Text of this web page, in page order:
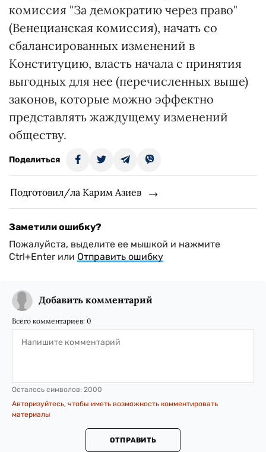
комиссия "За демократию через право"
(Венецианская комиссия), начать со
сбалансированных изменений в
Конституцию, власть начала с принятия
выгодных для нее (перечисленных выше)
законов, которые можно эффектно
представлять жаждущему изменений
обществу.
Поделиться
Подготовил/ла Карим Азиев
Заметили ошибку?
Пожалуйста, выделите ее мышкой и нажмите
Ctrl+Enter или Отправить ошибку
Добавить комментарий
Всего комментариев: 0
Осталось символов: 2000
Авторизуйтесь, чтобы иметь возможность комментировать
материалы
ОТПРАВИТЬ